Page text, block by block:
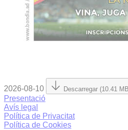
2026-08-10 Descarregar (10.41
Presentació
Avís legal
Política de Privacitat
Política de Cookies